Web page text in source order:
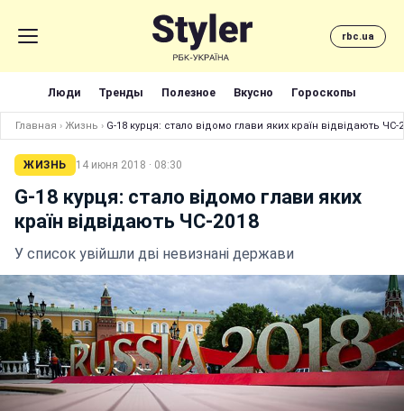
rbc.ua
Люди Тренды Полезное Вкусно Гороскопы
Главная › Жизнь › G-18 курця: стало відомо глави яких країн відвідають ЧС-
ЖИЗНЬ 14 июня 2018 · 08:30
G-18 курця: стало відомо глави яких
країн відвідають ЧС-2018
У список увійшли дві невизнані держави